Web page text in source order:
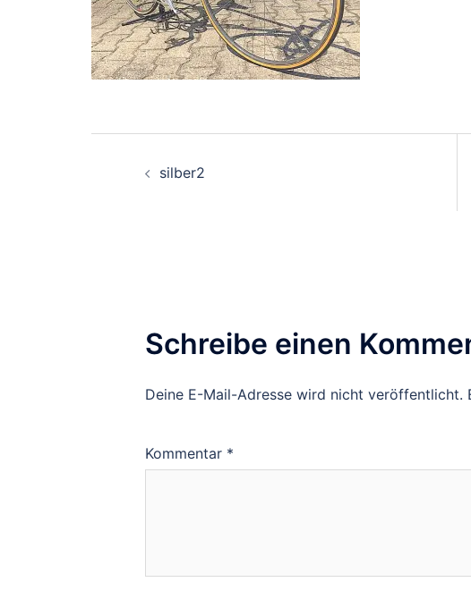
Navigation
silber2
Schreibe einen
Deine E-Mail-Adresse wird nicht veröffentlicht.
Kommentar *